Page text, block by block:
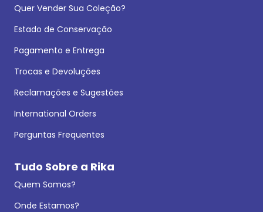
Quer Vender Sua Coleção?
Estado de Conservação
Pagamento e Entrega
Trocas e Devoluções
Reclamações e Sugestões
International Orders
Perguntas Frequentes
Tudo Sobre a Rika
Quem Somos?
Onde Estamos?